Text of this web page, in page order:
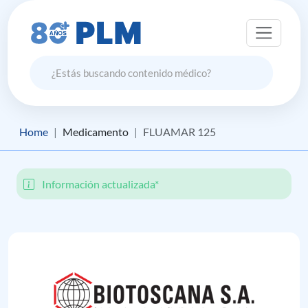
Home Medicamento FLUAMAR 125
Información actualizada*